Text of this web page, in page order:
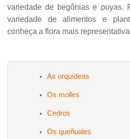
variedade de begônias e puyas.
variedade de alimentos e
conheça a flora mais
As orquídeas
Os molles
Cedros
Os queñuales